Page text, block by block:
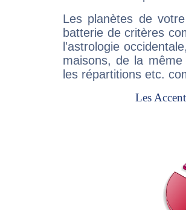
Les planètes de
batterie de critères
l'astrologie
maisons, de la
les répartitions etc.